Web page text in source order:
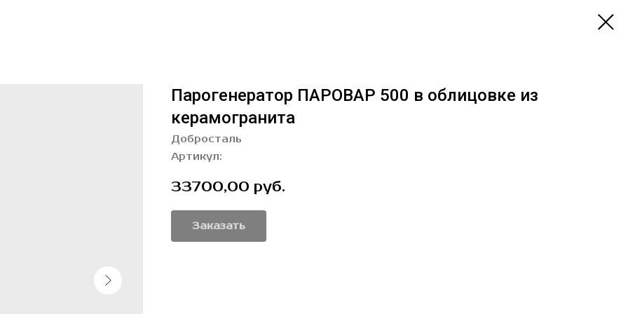
Парогенератор ПАРОВАР 500 в облицовке из
керамогранита
Добросталь
Артикул:
33700,00 руб.
Заказать